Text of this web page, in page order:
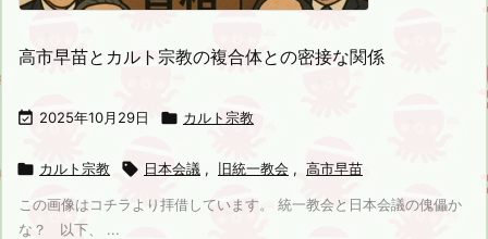
高市早苗とカルト宗教の複合体との密接な関係
 2025年10月29日  カルト宗教
 カルト宗教  日本会議 , 旧統一教会 , 高市早苗
この画像はコチラより拝借しています。 統一教会と日本会議の傀儡か
な？ 以下、 ...